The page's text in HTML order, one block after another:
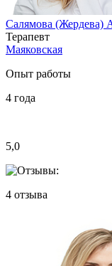
Салямова (Жердева)
Терапевт
Маяковская
Опыт работы
4 года
5,0
4 отзыва